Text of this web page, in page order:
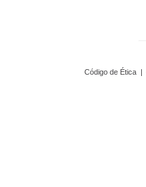
Código de Ética |